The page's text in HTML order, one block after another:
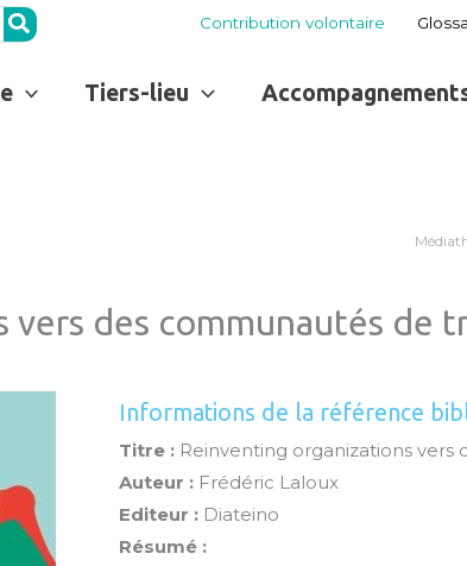
Contribution volontaire
Tiers-lieu
des communautés de
Informations de la référence
Titre : Reinventing organizations vers
Auteur : Frédéric Laloux
Editeur : Diateino
Résumé :